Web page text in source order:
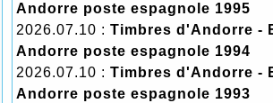
Andorre poste espagnole 1995
2026.07.10 : Timbres d'Andorre -
Andorre poste espagnole 1994
2026.07.10 : Timbres d'Andorre -
Andorre poste espagnole 1993